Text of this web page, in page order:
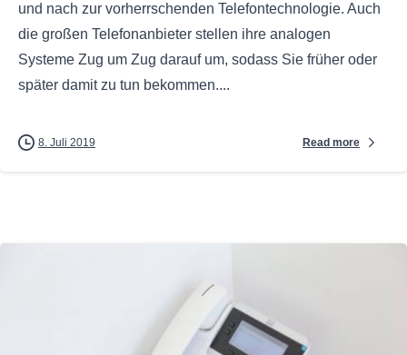
und nach zur vorherrschenden Telefontechnologie. Auch
die großen Telefonanbieter stellen ihre analogen
Systeme Zug um Zug darauf um, sodass Sie früher oder
später damit zu tun bekommen....
8. Juli 2019 Read more